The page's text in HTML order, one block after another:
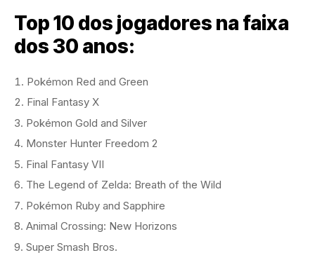
Top 10 dos jogadores na faixa
dos 30 anos:
Pokémon Red and Green
Final Fantasy X
Pokémon Gold and Silver
Monster Hunter Freedom 2
Final Fantasy VII
The Legend of Zelda: Breath of the Wild
Pokémon Ruby and Sapphire
Animal Crossing: New Horizons
Super Smash Bros.